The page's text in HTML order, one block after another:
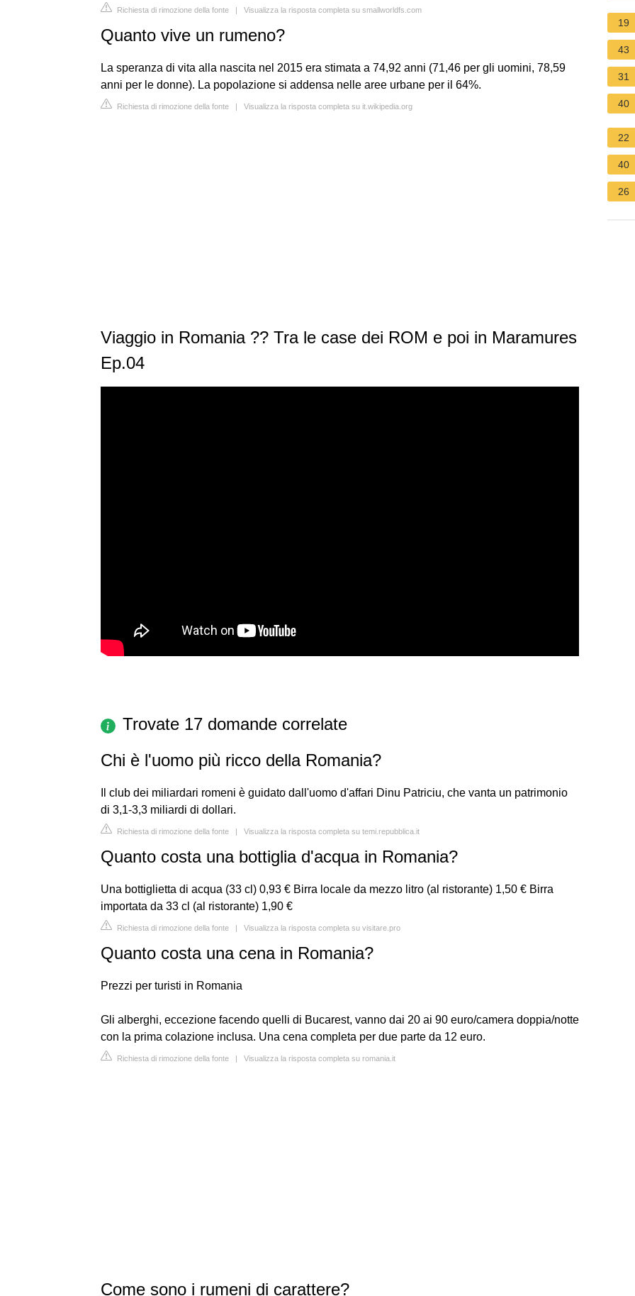
Richiesta di rimozione della fonte | Visualizza la risposta completa su smallworldfs.com
Quanto vive un rumeno?
La speranza di vita alla nascita nel 2015 era stimata a 74,92 anni (71,46 per gli uomini, 78,59
anni per le donne). La popolazione si addensa nelle aree urbane per il 64%.
Richiesta di rimozione della fonte | Visualizza la risposta completa su it.wikipedia.org
Viaggio in Romania ?? Tra le case dei ROM e poi in Maramures
Ep.04
Trovate 17 domande correlate
Chi è l'uomo più ricco della Romania?
Il club dei miliardari romeni è guidato dall'uomo d'affari Dinu Patriciu, che vanta un patrimonio
di 3,1-3,3 miliardi di dollari.
Richiesta di rimozione della fonte | Visualizza la risposta completa su temi.repubblica.it
Quanto costa una bottiglia d'acqua in Romania?
Una bottiglietta di acqua (33 cl) 0,93 € Birra locale da mezzo litro (al ristorante) 1,50 € Birra
importata da 33 cl (al ristorante) 1,90 €
Richiesta di rimozione della fonte | Visualizza la risposta completa su visitare.pro
Quanto costa una cena in Romania?
Prezzi per turisti in Romania
Gli alberghi, eccezione facendo quelli di Bucarest, vanno dai 20 ai 90 euro/camera doppia/notte
con la prima colazione inclusa. Una cena completa per due parte da 12 euro.
Richiesta di rimozione della fonte | Visualizza la risposta completa su romania.it
Come sono i rumeni di carattere?
19
43
31
40
22
40
26